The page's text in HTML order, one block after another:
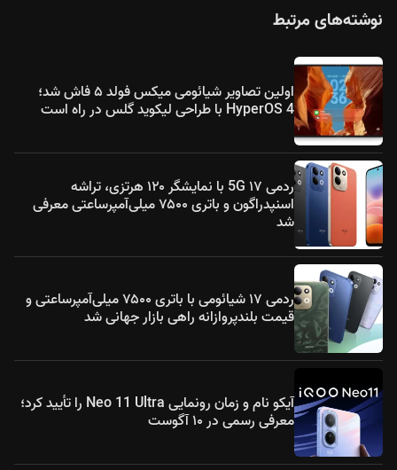
نوشته‌های مرتبط
اولین تصاویر شیائومی میکس فولد ۵ فاش شد؛
HyperOS 4 با طراحی لیکوید گلس در راه است
ردمی ۱۷ 5G با نمایشگر ۱۲۰ هرتزی، تراشه
اسنپدراگون و باتری ۷۵۰۰ میلی‌آمپرساعتی معرفی
شد
ردمی ۱۷ شیائومی با باتری ۷۵۰۰ میلی‌آمپرساعتی و
قیمت بلندپروازانه راهی بازار جهانی شد
آیکو نام و زمان رونمایی Neo 11 Ultra را تأیید کرد؛
معرفی رسمی در ۱۰ آگوست